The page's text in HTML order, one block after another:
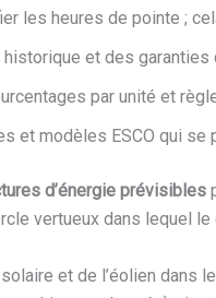
les heures de pointe ;
et des
par unité et
et modèles ESCO qui se
d’énergie prévisibles
vertueux dans lequel
et de l’éolien